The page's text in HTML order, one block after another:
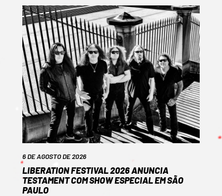
6 DE AGOSTO DE 2026
LIBERATION FESTIVAL 2026 ANUNCIA
TESTAMENT COM SHOW ESPECIAL EM SÃO
PAULO